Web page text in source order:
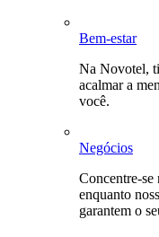
Bem-estar
Na Novotel,
acalmar a
você.
Negócios
Concentre-se
enquanto
garantem o